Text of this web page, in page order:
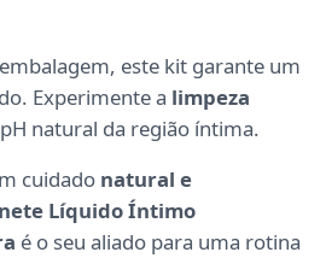
este kit garante um
Experimente a limpeza
natural da região íntima.
cuidado natural e
Líquido Íntimo
é o seu aliado para uma rotina